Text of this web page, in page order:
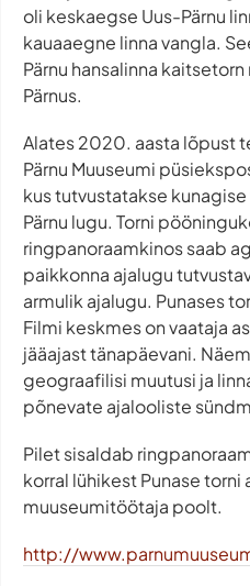
oli keskaegse Uus-Pärnu
kauaaegne linna vangla.
Pärnu hansalinna
Pärnus.
Alates 2020. aasta lõpust
Pärnu Muuseumi
kus tutvustatakse
Pärnu lugu. Torni
ringpanoraamkinos saab
paikkonna ajalugu
armulik ajalugu. Punases
Filmi keskmes on vaataja
jääajast tänapäevani.
geograafilisi muutusi ja
põnevate ajalooliste
Pilet sisaldab
korral lühikest Punase
muuseumitöötaja poolt.
http://